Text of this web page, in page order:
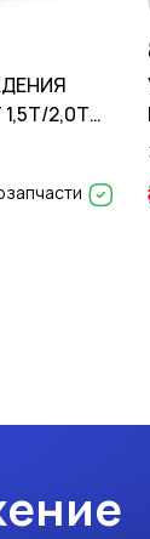
2,0T
2019-